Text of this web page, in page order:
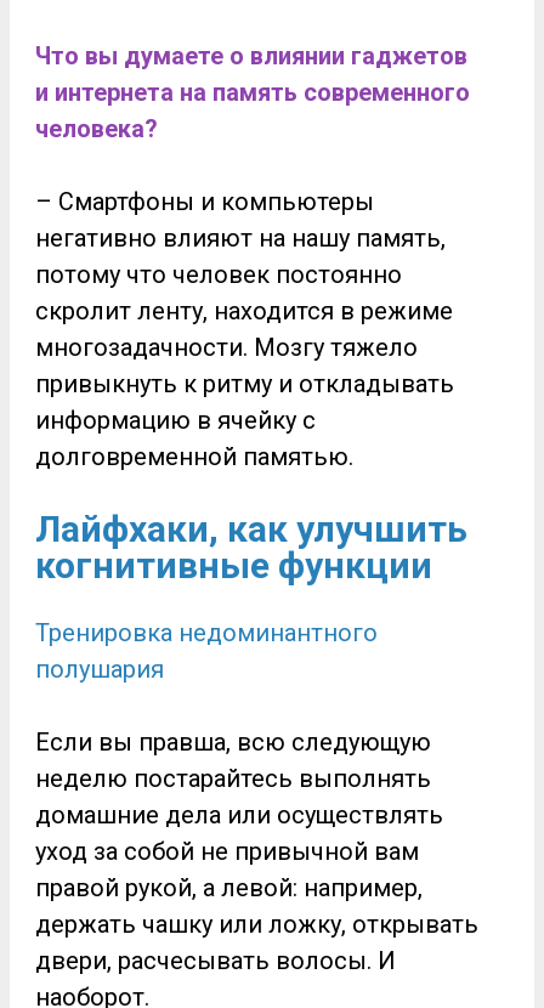
Что вы думаете о влиянии гаджетов
и интернета на память современного
человека?
– Смартфоны и компьютеры
негативно влияют на нашу память,
потому что человек постоянно
скролит ленту, находится в режиме
многозадачности. Мозгу тяжело
привыкнуть к ритму и откладывать
информацию в ячейку с
долговременной памятью.
Лайфхаки, как улучшить
когнитивные функции
Тренировка недоминантного
полушария
Если вы правша, всю следующую
неделю постарайтесь выполнять
домашние дела или осуществлять
уход за собой не привычной вам
правой рукой, а левой: например,
держать чашку или ложку, открывать
двери, расчесывать волосы. И
наоборот.